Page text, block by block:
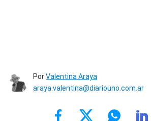
PorValentina Araya
araya.valentina@diariouno.com.ar